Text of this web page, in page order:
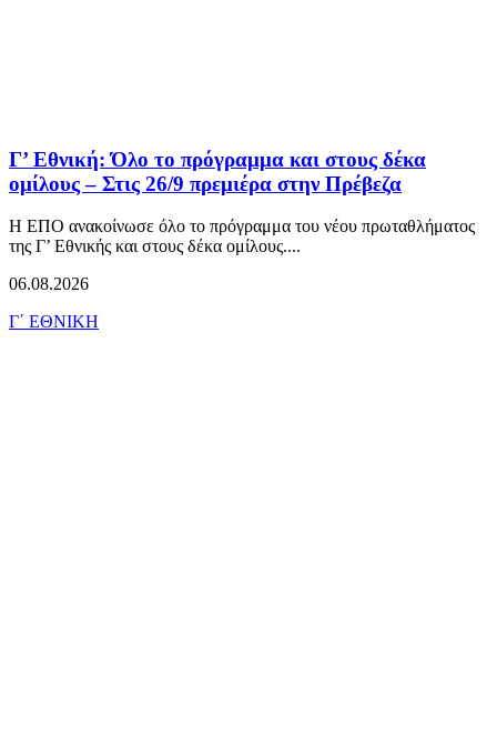
Γ’ Εθνική: Όλο το πρόγραμμα και στους δέκα
ομίλους – Στις 26/9 πρεμιέρα στην Πρέβεζα
Η ΕΠΟ ανακοίνωσε όλο το πρόγραμμα του νέου πρωταθλήματος
της Γ’ Εθνικής και στους δέκα ομίλους....
06.08.2026
Γ΄ ΕΘΝΙΚΗ